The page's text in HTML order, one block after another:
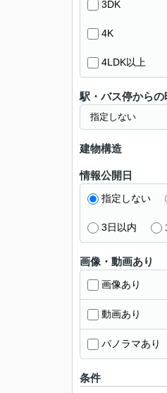
3DK
4K
4LDK以上
駅・バス停からの
建物構造
情報公開日
指定しない
3日以内
画像・動画あり
画像あり
動画あり
パノラマあり
条件